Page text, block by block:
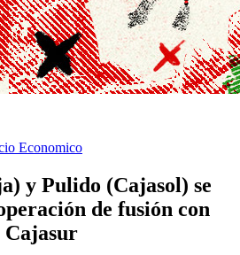
Economico
y Pulido (Cajasol) se
de fusión con
Cajasur